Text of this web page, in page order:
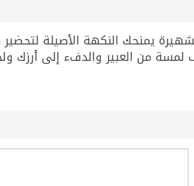
50 غ من الماركة الشهيرة يمنحك النكهة
من العبير والدفء إلى أرزك